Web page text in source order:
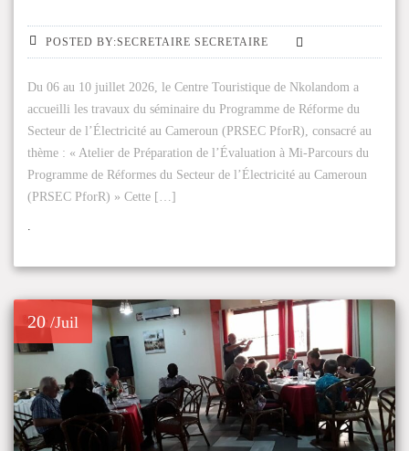
POSTED BY:SECRETAIRE SECRETAIRE
Du 06 au 10 juillet 2026, le Centre Touristique de Nkolandom a
accueilli les travaux du séminaire du Programme de Réforme du
Secteur de l’Électricité au Cameroun (PRSEC PforR), consacré au
thème : « Atelier de Préparation de l’Évaluation à Mi-Parcours du
Programme de Réformes du Secteur de l’Électricité au Cameroun
(PRSEC PforR) » Cette […]
.
20 /Juil